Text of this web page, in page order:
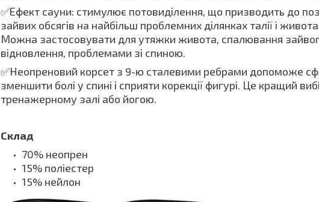
✅Ефект сауни: стимулює потовиділення, що призводить до
зайвих обсягів на найбільш проблемних ділянках талії і
Можна застосовувати для утяжки живота, спалювання
відновлення, проблемами зі спиною.
✅Неопреновий корсет з 9-ю сталевими ребрами допоможе
зменшити болі у спині і сприяти корекції фигурі. Це кращий
тренажерному залі або йогою.
Склад
70% неопрен
15% поліестер
15% нейлон